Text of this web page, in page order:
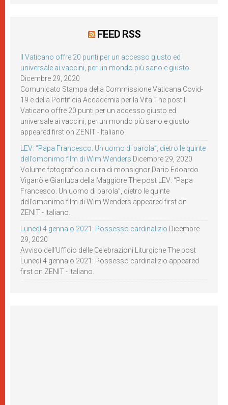
FEED RSS
Il Vaticano offre 20 punti per un accesso giusto ed
universale ai vaccini, per un mondo più sano e giusto
Dicembre 29, 2020
Comunicato Stampa della Commissione Vaticana Covid-
19 e della Pontificia Accademia per la Vita The post Il
Vaticano offre 20 punti per un accesso giusto ed
universale ai vaccini, per un mondo più sano e giusto
appeared first on ZENIT - Italiano.
LEV: “Papa Francesco. Un uomo di parola”, dietro le quinte
dell’omonimo film di Wim Wenders Dicembre 29, 2020
Volume fotografico a cura di monsignor Dario Edoardo
Viganò e Gianluca della Maggiore The post LEV: “Papa
Francesco. Un uomo di parola”, dietro le quinte
dell’omonimo film di Wim Wenders appeared first on
ZENIT - Italiano.
Lunedì 4 gennaio 2021: Possesso cardinalizio Dicembre
29, 2020
Avviso dell’Ufficio delle Celebrazioni Liturgiche The post
Lunedì 4 gennaio 2021: Possesso cardinalizio appeared
first on ZENIT - Italiano.